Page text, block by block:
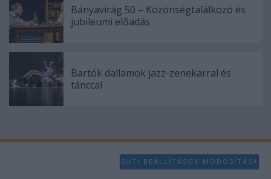
Bányavirág 50 – Közönségtalálkozó és
jubileumi előadás
Bartók dallamok jazz-zenekarral és
tánccal
SÜTI BEÁLLÍTÁSOK MÓDOSÍTÁSA